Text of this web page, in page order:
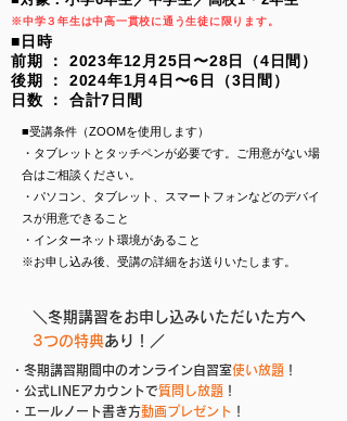
※中学３年生は中高一貫校に通う生徒に限ります。
■日時
前期 ： 2023年12月25日 〜28日（4日間）
後期 ： 2024年1月4日〜6日（3日間）
​日数 ： 合計7日間
■受講条件（ZOOMを使用します）
・タブレットとタッチペンが必要です。ご用意がない場
合はご相談ください。​
・パソコン、タブレット、スマートフォンなどのデバイ
スが用意できること
・インターネット環境があること
※お申し込み後、受講の詳細をお送りいたします。
＼冬期講習をお申し込みいただいた方へ
3つの特典あり！／
・冬期講習期間中のオンライン自習室使い放題 ！
・公式LINEアカウントで質問し放題 ！
・エールノート書き方動画プレゼント ！